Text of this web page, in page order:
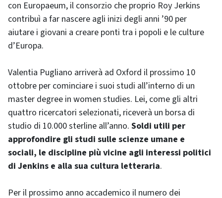
con Europaeum, il consorzio che proprio Roy Jerkins
contribuì a far nascere agli inizi degli anni ’90 per
aiutare i giovani a creare ponti tra i popoli e le culture
d’Europa.
Valentia Pugliano arriverà ad Oxford il prossimo 10
ottobre per cominciare i suoi studi all’interno di un
master degree in women studies. Lei, come gli altri
quattro ricercatori selezionati, riceverà un borsa di
studio di 10.000 sterline all’anno. Soldi utili per
approfondire gli studi sulle scienze umane e
sociali, le discipline più vicine agli interessi politici
di Jenkins e alla sua cultura letteraria.
Per il prossimo anno accademico il numero dei